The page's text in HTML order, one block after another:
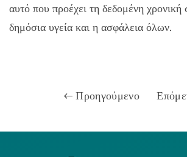
αυτό που προέχει τη δεδομένη χρονική
δημόσια υγεία και η ασφάλεια όλων.
Προηγούμενο